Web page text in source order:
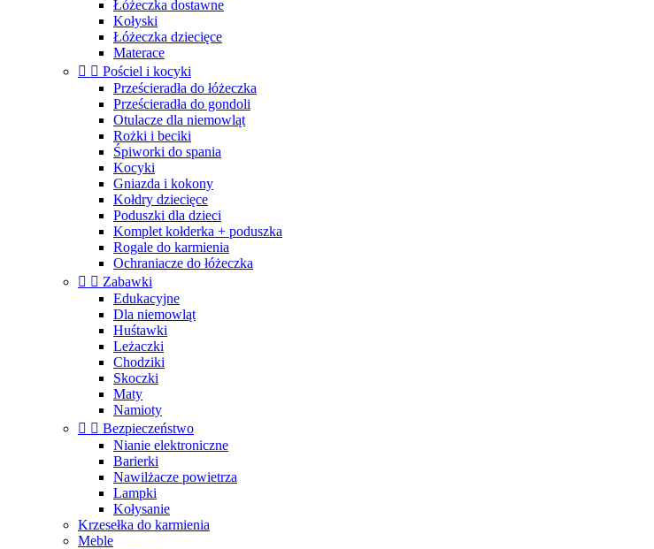
Łóżeczka dostawne
Kołyski
Łóżeczka dziecięce
Materace
  Pościel i kocyki
Prześcieradła do łóżeczka
Prześcieradła do gondoli
Otulacze dla niemowląt
Rożki i beciki
Śpiworki do spania
Kocyki
Gniazda i kokony
Kołdry dziecięce
Poduszki dla dzieci
Komplet kołderka + poduszka
Rogale do karmienia
Ochraniacze do łóżeczka
  Zabawki
Edukacyjne
Dla niemowląt
Huśtawki
Leżaczki
Chodziki
Skoczki
Maty
Namioty
  Bezpieczeństwo
Nianie elektroniczne
Barierki
Nawilżacze powietrza
Lampki
Kołysanie
Krzesełka do karmienia
Meble